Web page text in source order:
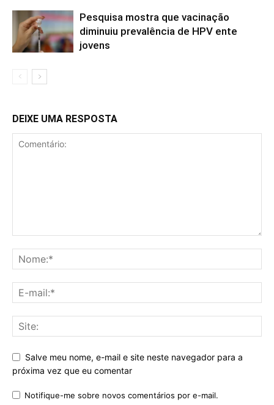
Pesquisa mostra que vacinação
diminuiu prevalência de HPV ente
jovens
DEIXE UMA RESPOSTA
Salve meu nome, e-mail e site neste navegador para a
próxima vez que eu comentar
Notifique-me sobre novos comentários por e-mail.